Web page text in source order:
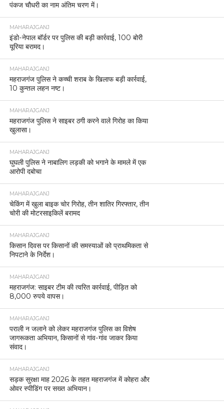
इस अवसर पर अपर पुलिस अधीक्षक सिद्धार्थ ने जनपद की कानून व्यवस्था
और अभियानों की प्रगति से अवगत कराया। बैठक में सभी क्षेत्राधिकारी,
थाना प्रभारी और अन्य पुलिस अधिकारी मौजूद रहे। अंत में डीआईजी ने
मजबूत करने की अपेक्षा जताई।